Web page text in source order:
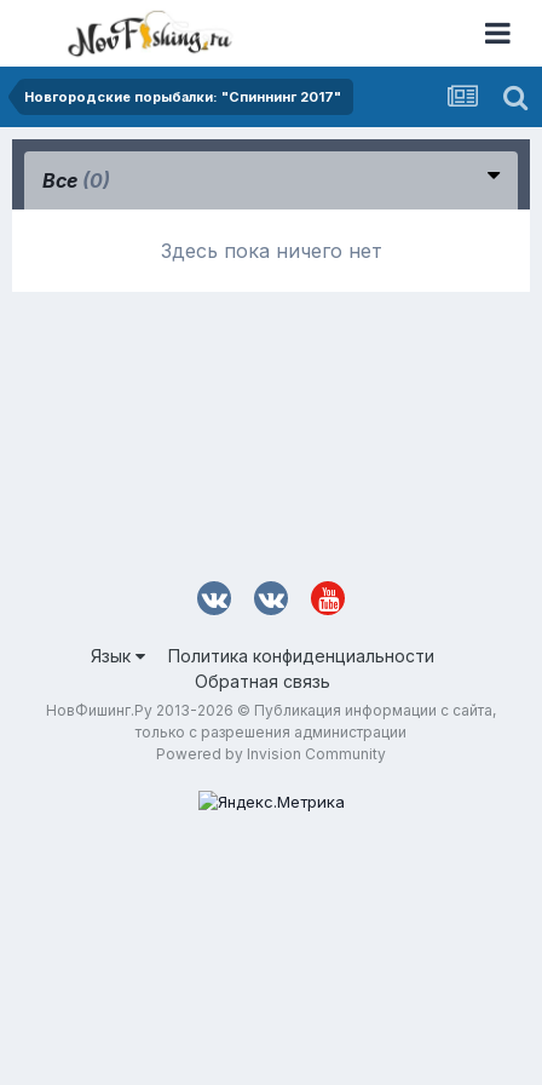
Новгородские порыбалки: "Спиннинг 2017"
Все (0)
Здесь пока ничего нет
Язык
Политика конфиденциальности
Обратная связь
НовФишинг.Ру 2013-2026 © Публикация информации с сайта,
только с разрешения администрации
Powered by Invision Community